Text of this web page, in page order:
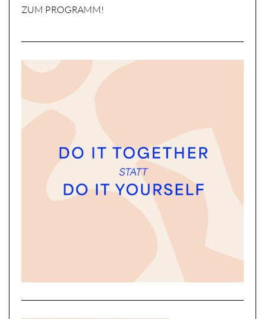
ZUM PROGRAMM!